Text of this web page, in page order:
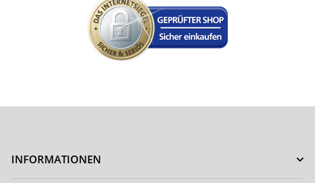
INFORMATIONEN